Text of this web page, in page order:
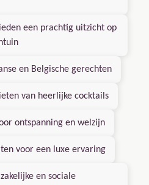
een prachtig uitzicht op
en Belgische gerechten
van heerlijke cocktails
ontspanning en welzijn
voor een luxe ervaring
en sociale